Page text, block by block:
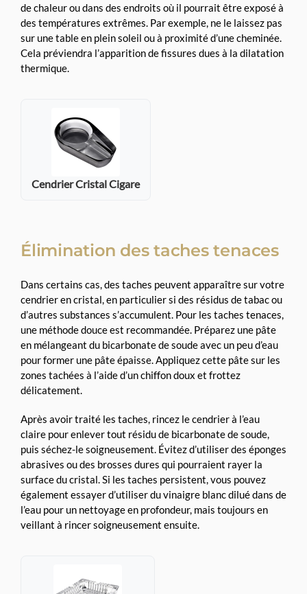
de chaleur ou dans des endroits où il pourrait être exposé à
des températures extrêmes. Par exemple, ne le laissez pas
sur une table en plein soleil ou à proximité d’une cheminée.
Cela préviendra l’apparition de fissures dues à la dilatation
thermique.
Cendrier Cristal Cigare
Élimination des taches tenaces
Dans certains cas, des taches peuvent apparaître sur votre
cendrier en cristal, en particulier si des résidus de tabac ou
d’autres substances s’accumulent. Pour les taches tenaces,
une méthode douce est recommandée. Préparez une pâte
en mélangeant du bicarbonate de soude avec un peu d’eau
pour former une pâte épaisse. Appliquez cette pâte sur les
zones tachées à l’aide d’un chiffon doux et frottez
délicatement.
Après avoir traité les taches, rincez le cendrier à l’eau
claire pour enlever tout résidu de bicarbonate de soude,
puis séchez-le soigneusement. Évitez d’utiliser des éponges
abrasives ou des brosses dures qui pourraient rayer la
surface du cristal. Si les taches persistent, vous pouvez
également essayer d’utiliser du vinaigre blanc dilué dans de
l’eau pour un nettoyage en profondeur, mais toujours en
veillant à rincer soigneusement ensuite.